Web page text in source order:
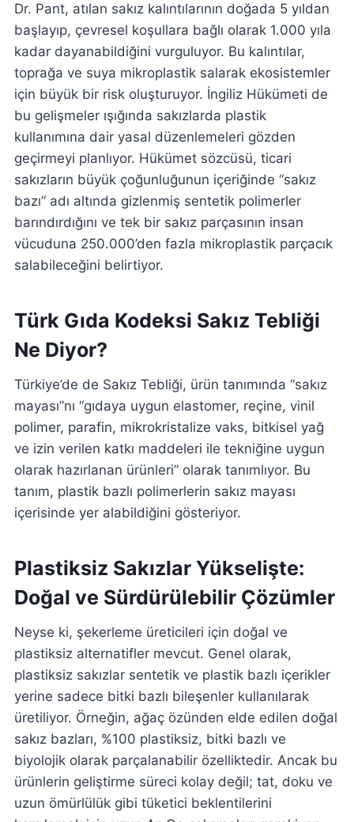
Dr. Pant, atılan sakız kalıntılarının doğada 5 yıldan
başlayıp, çevresel koşullara bağlı olarak 1.000 yıla
kadar dayanabildiğini vurguluyor. Bu kalıntılar,
toprağa ve suya mikroplastik salarak ekosistemler
için büyük bir risk oluşturuyor. İngiliz Hükümeti de
bu gelişmeler ışığında sakızlarda plastik
kullanımına dair yasal düzenlemeleri gözden
geçirmeyi planlıyor. Hükümet sözcüsü, ticari
sakızların büyük çoğunluğunun içeriğinde “sakız
bazı” adı altında gizlenmiş sentetik polimerler
barındırdığını ve tek bir sakız parçasının insan
vücuduna 250.000’den fazla mikroplastik parçacık
salabileceğini belirtiyor.
Türk Gıda Kodeksi Sakız Tebliği
Ne Diyor?
Türkiye’de de Sakız Tebliği, ürün tanımında “sakız
mayası”nı “gıdaya uygun elastomer, reçine, vinil
polimer, parafin, mikrokristalize vaks, bitkisel yağ
ve izin verilen katkı maddeleri ile tekniğine uygun
olarak hazırlanan ürünleri” olarak tanımlıyor. Bu
tanım, plastik bazlı polimerlerin sakız mayası
içerisinde yer alabildiğini gösteriyor.
Plastiksiz Sakızlar Yükselişte:
Doğal ve Sürdürülebilir Çözümler
Neyse ki, şekerleme üreticileri için doğal ve
plastiksiz alternatifler mevcut. Genel olarak,
plastiksiz sakızlar sentetik ve plastik bazlı içerikler
yerine sadece bitki bazlı bileşenler kullanılarak
üretiliyor. Örneğin, ağaç özünden elde edilen doğal
sakız bazları, %100 plastiksiz, bitki bazlı ve
biyolojik olarak parçalanabilir özelliktedir. Ancak bu
ürünlerin geliştirme süreci kolay değil; tat, doku ve
uzun ömürlülük gibi tüketici beklentilerini